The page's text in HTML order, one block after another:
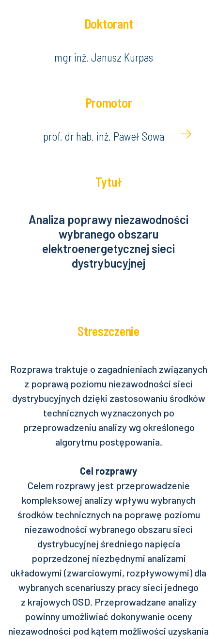
Doktorant
mgr inż. Janusz Kurpas
Promotor
prof. dr hab. inż. Paweł Sowa
Tytuł
Analiza poprawy niezawodności
wybranego obszaru
elektroenergetycznej sieci
dystrybucyjnej
Streszczenie
Rozprawa traktuje o zagadnieniach związanych
z poprawą poziomu niezawodności sieci
dystrybucyjnych dzięki zastosowaniu środków
technicznych wyznaczonych po
przeprowadzeniu analizy wg określonego
algorytmu postępowania.
Cel rozprawy
Celem rozprawy jest przeprowadzenie
kompleksowej analizy wpływu wybranych
środków technicznych na poprawę poziomu
niezawodności wybranego obszaru sieci
dystrybucyjnej średniego napięcia
poprzedzonej niezbędnymi analizami
układowymi (zwarciowymi, rozpływowymi) dla
wybranych scenariuszy pracy sieci jednego
z krajowych OSD. Przeprowadzane analizy
powinny umożliwiać dokonywanie oceny
niezawodności pod kątem możliwości uzyskania